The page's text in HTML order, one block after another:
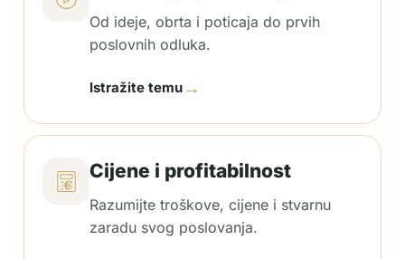
Od ideje, obrta i poticaja do prvih
poslovnih odluka.
Istražite temu →
Cijene i profitabilnost
Razumijte troškove, cijene i stvarnu
zaradu svog poslovanja.